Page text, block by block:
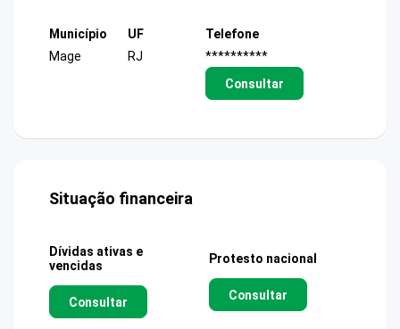
Município
Mage
UF
RJ
Telefone
**********
Consultar
Situação financeira
Dívidas ativas e
vencidas
Consultar
Protesto nacional
Consultar